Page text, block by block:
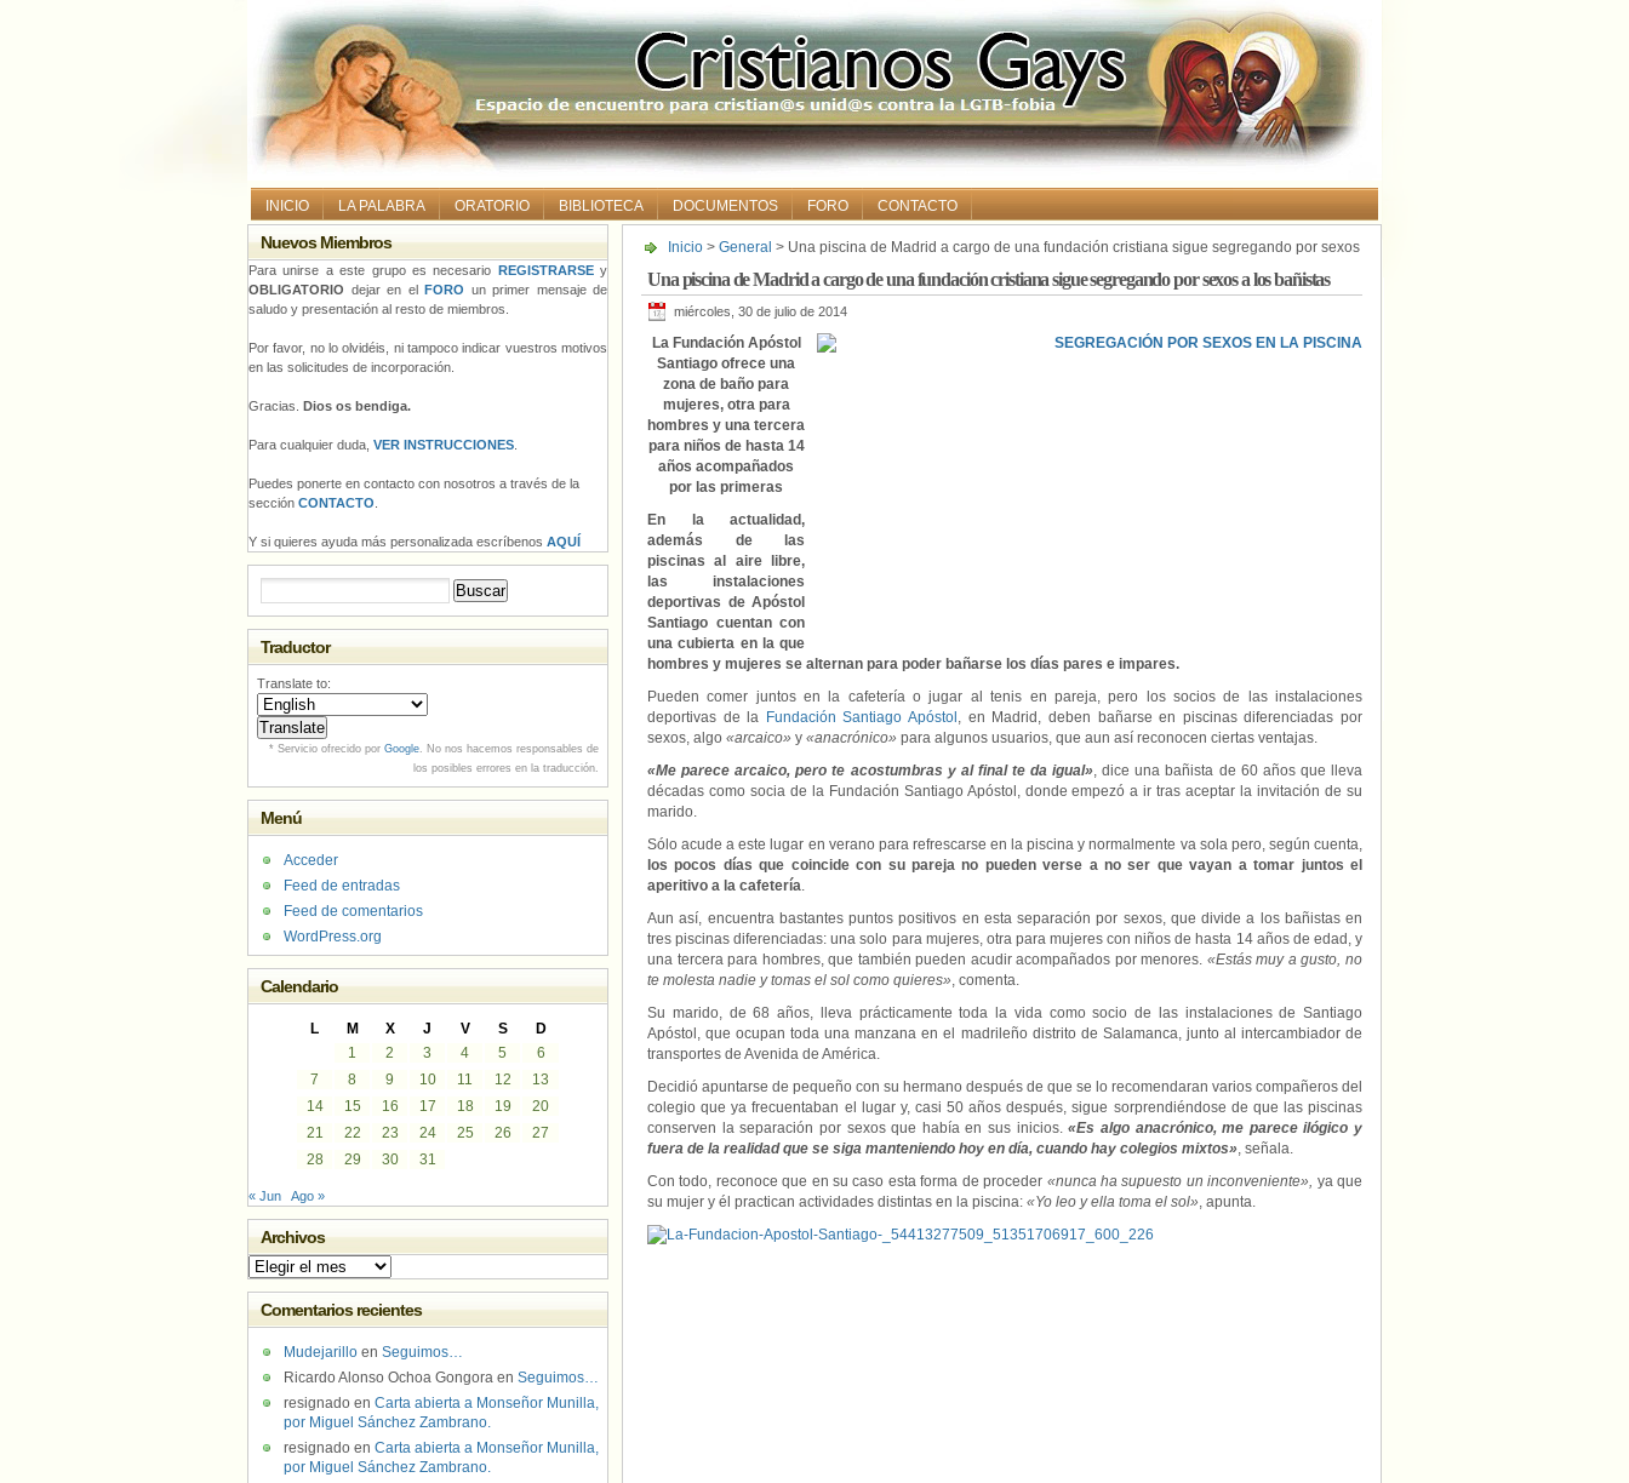
INICIO LA PALABRA ORATORIO BIBLIOTECA DOCUMENTOS FORO CONTACTO
Inicio > General > Una piscina de Madrid a cargo de una fundación cristiana sigue segregando por sexos
Una piscina de Madrid a cargo de una fundación cristiana sigue segregando por sexos a los bañistas
miércoles, 30 de julio de 2014
La Fundación Apóstol
Santiago ofrece una
zona de baño para
mujeres, otra para
hombres y una tercera
para niños de hasta 14
años acompañados
por las primeras
En la actualidad,
además de las
piscinas al aire libre,
las instalaciones
deportivas de Apóstol
Santiago cuentan con
una cubierta en la que
hombres y mujeres se alternan para poder bañarse los días pares e impares.
Pueden comer juntos en la cafetería o jugar al tenis en pareja, pero los socios de las instalaciones
deportivas de la Fundación Santiago Apóstol , en Madrid, deben bañarse en piscinas diferenciadas por
sexos, algo «arcaico» y «anacrónico» para algunos usuarios, que aun así reconocen ciertas ventajas.
«Me parece arcaico, pero te acostumbras y al final te da igual», dice una bañista de 60 años que lleva
décadas como socia de la Fundación Santiago Apóstol, donde empezó a ir tras aceptar la invitación de su
marido.
Sólo acude a este lugar en verano para refrescarse en la piscina y normalmente va sola pero, según cuenta,
los pocos días que coincide con su pareja no pueden verse a no ser que vayan a tomar juntos el
aperitivo a la cafetería.
Aun así, encuentra bastantes puntos positivos en esta separación por sexos, que divide a los bañistas en
tres piscinas diferenciadas: una solo para mujeres, otra para mujeres con niños de hasta 14 años de edad, y
una tercera para hombres, que también pueden acudir acompañados por menores. «Estás muy a gusto, no
te molesta nadie y tomas el sol como quieres», comenta.
Su marido, de 68 años, lleva prácticamente toda la vida como socio de las instalaciones de Santiago
Apóstol, que ocupan toda una manzana en el madrileño distrito de Salamanca, junto al intercambiador de
transportes de Avenida de América.
Decidió apuntarse de pequeño con su hermano después de que se lo recomendaran varios compañeros del
colegio que ya frecuentaban el lugar y, casi 50 años después, sigue sorprendiéndose de que las piscinas
conserven la separación por sexos que había en sus inicios.«Es algo anacrónico, me parece ilógico y
fuera de la realidad que se siga manteniendo hoy en día, cuando hay colegios mixtos», señala.
Con todo, reconoce que en su caso esta forma de proceder «nunca ha supuesto un inconveniente», ya que
su mujer y él practican actividades distintas en la piscina: «Yo leo y ella toma el sol», apunta.
Nuevos Miembros
Para unirse a este grupo es necesario REGISTRARSEy
OBLIGATORIO dejar en el FORO un primer mensaje de
saludo y presentación al resto de miembros.
Por favor, no lo olvidéis, ni tampoco indicar vuestros motivos
en las solicitudes de incorporación.
Gracias. Dios os bendiga.
Para cualquier duda, VER INSTRUCCIONES
Puedes ponerte en contacto con nosotros a través de la
sección CONTACTO
Y si quieres ayuda más personalizada escríbenos AQUÍ
Traductor
Translate to:
* Servicio ofrecido por Google. No nos hacemos responsables de
los posibles errores en la traducción.
Menú
Acceder
Feed de entradas
Feed de comentarios
WordPress.org
Calendario
L M X J V S
D
1
2 3 4 5
6
7
8 9 10 11 12
13
14
15 16 17 18 19
20
21
22 23 24 25 26
27
28
29 30 31
« Jun Ago »
Archivos
Archivos
Comentarios recientes
Mudejarillo en Seguimos…
Ricardo Alonso Ochoa Gongora en Seguimos…
resignado en Carta abierta a Monseñor Munilla,
por Miguel Sánchez Zambrano.
resignado en Carta abierta a Monseñor Munilla,
por Miguel Sánchez Zambrano.